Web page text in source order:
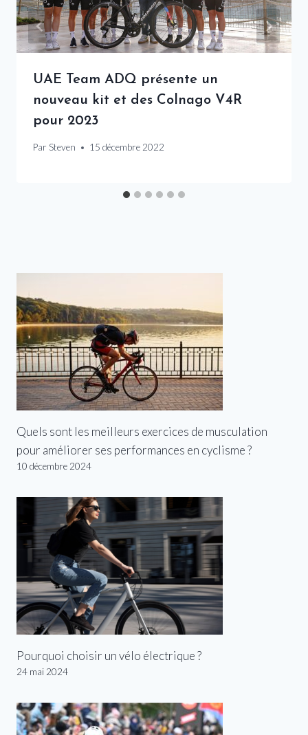
UAE Team ADQ présente un
nouveau kit et des Colnago V4R
pour 2023
Par Steven 15 décembre 2022
Quels sont les meilleurs exercices de musculation
pour améliorer ses performances en cyclisme ?
10 décembre 2024
Pourquoi choisir un vélo électrique ?
24 mai 2024